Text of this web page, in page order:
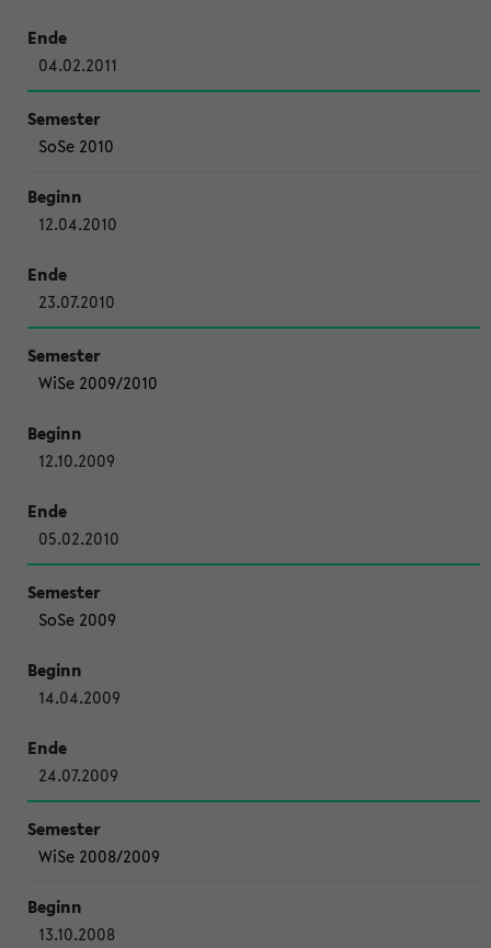
04.02.2011
SoSe 2010
12.04.2010
23.07.2010
WiSe 2009/2010
12.10.2009
05.02.2010
SoSe 2009
14.04.2009
24.07.2009
WiSe 2008/2009
13.10.2008